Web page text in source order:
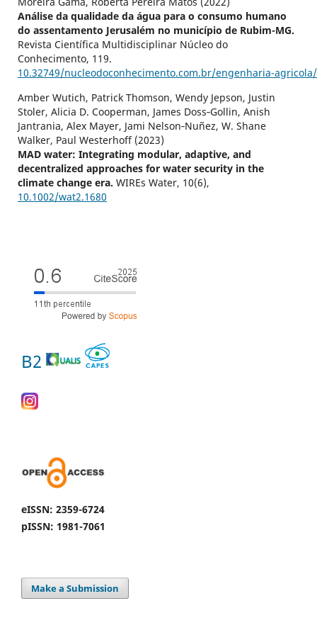
Análise da qualidade da água para o consumo humano
do assentamento Jerusalém no município de Rubim-MG.
Revista Científica Multidisciplinar Núcleo do
Conhecimento, 119.
10.32749/nucleodoconhecimento.com.br/engenharia-
Amber Wutich, Patrick Thomson, Wendy Jepson, Justin
Stoler, Alicia D. Cooperman, James Doss‐Gollin, Anish
Jantrania, Alex Mayer, Jami Nelson‐Nuñez, W. Shane
Walker, Paul Westerhoff (2023)
MAD water: Integrating modular, adaptive, and
decentralized approaches for water security in the
climate change era. WIREs Water, 10(6),
10.1002/wat2.1680
B2
eISSN: 2359-6724
pISSN: 1981-7061
Make a Submission